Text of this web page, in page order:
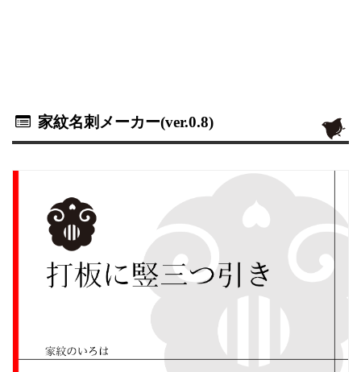
家紋名刺メーカー(ver.0.8)